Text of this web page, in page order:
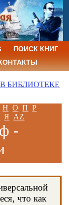
ПОИСК КНИГ
БИБЛИОТЕКЕ
Н О П Р
Я AZ
-
что как